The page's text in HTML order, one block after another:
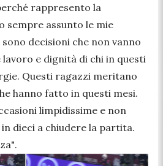
rappresento la
sempre assunto le mie
decisioni che non vanno
e dignità di chi in questi
Questi ragazzi meritano
hanno fatto in questi mesi.
limpidissime e non
dieci a chiudere la partita.
.